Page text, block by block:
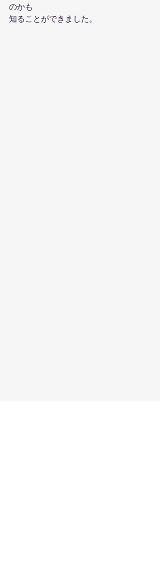
のかも
知ることができました。